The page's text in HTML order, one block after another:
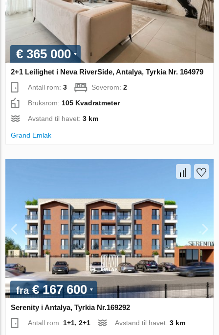
€ 365 000
2+1 Leilighet i Neva RiverSide, Antalya, Tyrkia Nr. 164979
Antall rom:3 Soverom:2
Bruksrom:105 Kvadratmeter
Avstand til havet:3 km
Grand Emlak
fra€ 167 600
Serenity i Antalya, Tyrkia Nr.169292
Antall rom: 1+1, 2+1 Avstand til havet:3 km